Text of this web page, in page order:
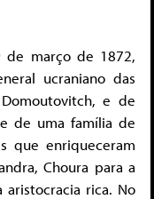
de março de 1872,
ucraniano das
e de
de uma família de
que enriqueceram
Choura para a
rica. No